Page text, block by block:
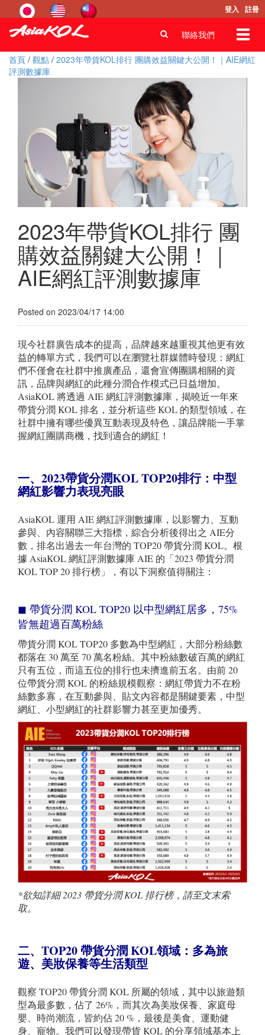
登入 註冊
聯絡我們
首頁 / 觀點 / 2023年帶貨KOL排行 團購效益關鍵大公開！｜AIE網紅
評測數據庫
2023年帶貨KOL排行 團
購效益關鍵大公開！｜
AIE網紅評測數據庫
Posted on 2023/04/17 14:00
現今社群廣告成本的提高，品牌越來越重視其他更有效
益的轉單方式，我們可以在瀏覽社群媒體時發現：網紅
們不僅會在社群中推廣產品，還會宣傳團購相關的資
訊，品牌與網紅的此種分潤合作模式已日益增加。
AsiaKOL 將透過 AIE 網紅評測數據庫，揭曉近一年來
帶貨分潤 KOL 排名，並分析這些 KOL 的類型領域，在
社群中擁有哪些優異互動表現及特色，讓品牌能一手掌
握網紅團購商機，找到適合的網紅！
一、2023帶貨分潤KOL TOP20排行：中型
網紅影響力表現亮眼
AsiaKOL 運用 AIE 網紅評測數據庫，以影響力、互動
參與、內容關聯三大指標，綜合分析後得出之 AIE分
數，排名出過去一年台灣的 TOP20 帶貨分潤 KOL。根
據 AsiaKOL 網紅評測數據庫 AIE 的「2023 帶貨分潤
KOL TOP 20 排行榜」，有以下洞察值得關注：
◼︎ 帶貨分潤 KOL TOP20 以中型網紅居多，75%
皆無超過百萬粉絲
帶貨分潤 KOL TOP20 多數為中型網紅，大部分粉絲數
都落在 30 萬至 70 萬名粉絲。其中粉絲數破百萬的網紅
只有五位，而這五位的排行也未擠進前五名。由前 20
位帶貨分潤 KOL 的粉絲規模觀察：網紅帶貨力不在粉
絲數多寡，在互動參與、貼文內容都是關鍵要素，中型
網紅、小型網紅的社群影響力甚至更加優秀。
*欲知詳細 2023 帶貨分潤 KOL 排行榜，請至文末索
取。
二、TOP20帶貨分潤KOL領域 ：多為旅
遊、 美妝保養等生活類型
觀察 TOP20 帶貨分潤 KOL 所屬的領域，其中以旅遊類
型為最多數，佔了 26%，而其次為美妝保養、家庭母
嬰、時尚潮流，皆約佔 20 %，最後是美食、運動健
身、寵物。我們可以發現帶貨 KOL 的分享領域基本上